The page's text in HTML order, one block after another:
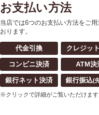
お支払い方法
当店では6つのお支払い方法をご用
おります。
代金引換 クレジッ
コンビニ決済 ATM決
銀行ネット決済 銀行振込(
※クリックで詳細がご覧いただけます